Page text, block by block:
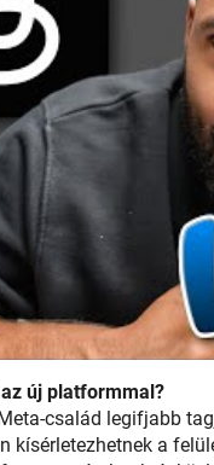
új platformmal?
család legifjabb
kísérletezhetnek a